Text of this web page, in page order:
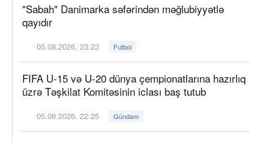
"Sabah" Danimarka səfərindən məğlubiyyətlə
qayıdır
05.08.2026, 23:23 Futbol
FIFA U-15 və U-20 dünya çempionatlarına hazırlıq
üzrə Təşkilat Komitəsinin iclası baş tutub
05.08.2026, 22:25 Gündəm